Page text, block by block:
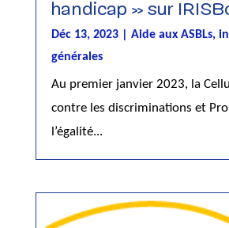
handicap » sur
Déc 13, 2023| Aide aux ASBLs,
générales
Au premier janvier 2023, la
contre les discriminations et
l’égalité...